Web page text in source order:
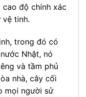
cao độ chính xác
tinh.
trong đó có
Nhật, nó
và tầm phủ
nhà, cây cối
mọi người sử